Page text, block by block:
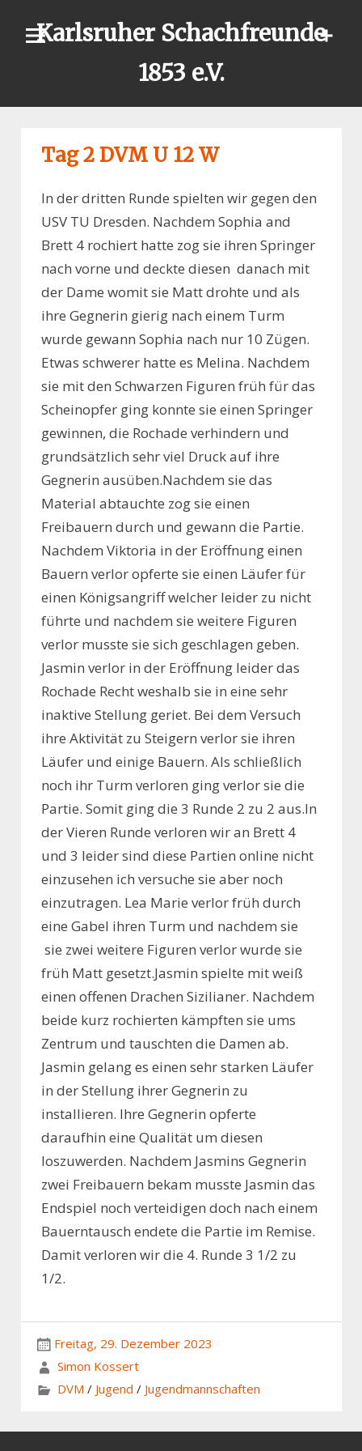
Karlsruher Schachfreunde
1853 e.V.
Tag 2 DVM U 12 W
In der dritten Runde spielten wir gegen den
USV TU Dresden. Nachdem Sophia and
Brett 4 rochiert hatte zog sie ihren Springer
nach vorne und deckte diesen danach mit
der Dame womit sie Matt drohte und als
ihre Gegnerin gierig nach einem Turm
wurde gewann Sophia nach nur 10 Zügen.
Etwas schwerer hatte es Melina. Nachdem
sie mit den Schwarzen Figuren früh für das
Scheinopfer ging konnte sie einen Springer
gewinnen, die Rochade verhindern und
grundsätzlich sehr viel Druck auf ihre
Gegnerin ausüben.Nachdem sie das
Material abtauchte zog sie einen
Freibauern durch und gewann die Partie.
Nachdem Viktoria in der Eröffnung einen
Bauern verlor opferte sie einen Läufer für
einen Königsangriff welcher leider zu nicht
führte und nachdem sie weitere Figuren
verlor musste sie sich geschlagen geben.
Jasmin verlor in der Eröffnung leider das
Rochade Recht weshalb sie in eine sehr
inaktive Stellung geriet. Bei dem Versuch
ihre Aktivität zu Steigern verlor sie ihren
Läufer und einige Bauern. Als schließlich
noch ihr Turm verloren ging verlor sie die
Partie. Somit ging die 3 Runde 2 zu 2 aus.In
der Vieren Runde verloren wir an Brett 4
und 3 leider sind diese Partien online nicht
einzusehen ich versuche sie aber noch
einzutragen. Lea Marie verlor früh durch
eine Gabel ihren Turm und nachdem sie
sie zwei weitere Figuren verlor wurde sie
früh Matt gesetzt.Jasmin spielte mit weiß
einen offenen Drachen Sizilianer. Nachdem
beide kurz rochierten kämpften sie ums
Zentrum und tauschten die Damen ab.
Jasmin gelang es einen sehr starken Läufer
in der Stellung ihrer Gegnerin zu
installieren. Ihre Gegnerin opferte
daraufhin eine Qualität um diesen
loszuwerden. Nachdem Jasmins Gegnerin
zwei Freibauern bekam musste Jasmin das
Endspiel noch verteidigen doch nach einem
Bauerntausch endete die Partie im Remise.
Damit verloren wir die 4. Runde 3 1/2 zu
1/2.
Freitag, 29. Dezember 2023
Simon Kossert
DVM / Jugend / Jugendmannschaften